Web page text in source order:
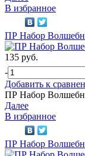
В избранное
ПР Набор
135 руб.
-
Добавить к
ПР Набор
Далее
В избранное
ПР Набор